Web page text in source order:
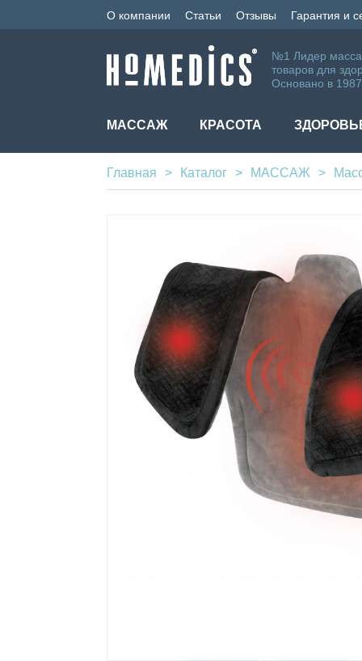
О компании Статьи Отзывы Гарантия и
№1 Лидер
товаров для
Основано в
МАССАЖ КРАСОТА
Главная Каталог МАССАЖ